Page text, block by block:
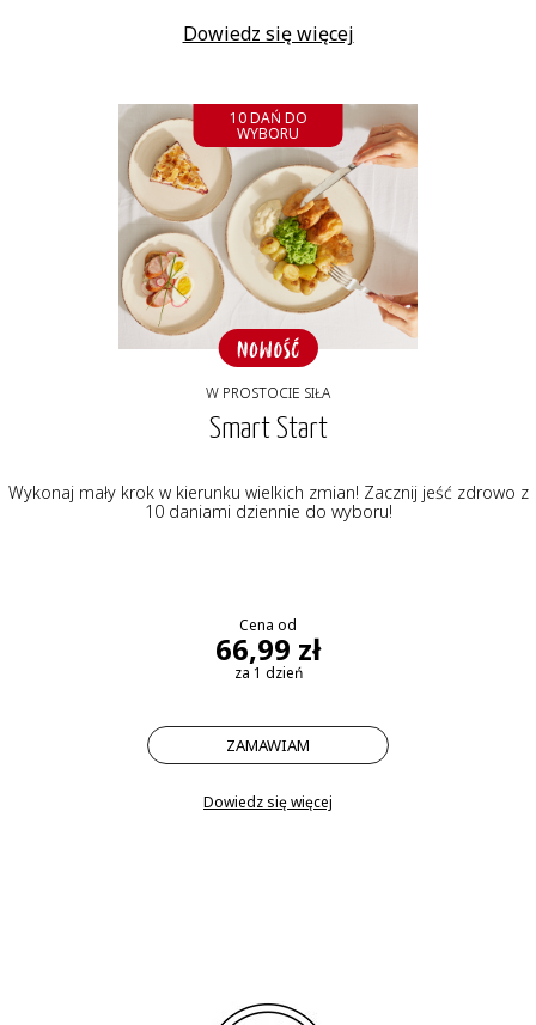
Dowiedz się więcej
10 DAŃ DO
WYBORU
W PROSTOCIE SIŁA
Smart Start
Wykonaj mały krok w kierunku wielkich zmian! Zacznij jeść zdrowo z
10 daniami dziennie do wyboru!
Cena od
66,99 zł
za 1 dzień
ZAMAWIAM
Dowiedz się więcej